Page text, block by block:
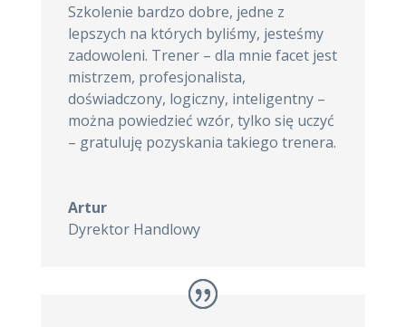
Szkolenie bardzo dobre, jedne z
lepszych na których byliśmy, jesteśmy
zadowoleni. Trener – dla mnie facet jest
mistrzem, profesjonalista,
doświadczony, logiczny, inteligentny –
można powiedzieć wzór, tylko się uczyć
– gratuluję pozyskania takiego trenera.
Artur
Dyrektor Handlowy